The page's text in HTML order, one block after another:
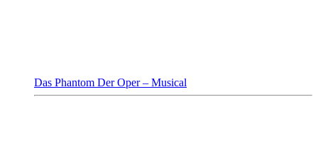
Das Phantom Der Oper – Musical